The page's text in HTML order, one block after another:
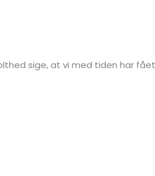
sige, at vi med tiden har